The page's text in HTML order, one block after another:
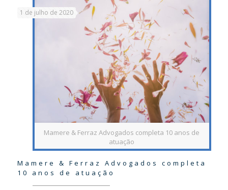
Mamere & Ferraz Advogados completa 10 anos de
atuação
1 de julho de 2020
Mamere & Ferraz Advogados completa
10 anos de atuação